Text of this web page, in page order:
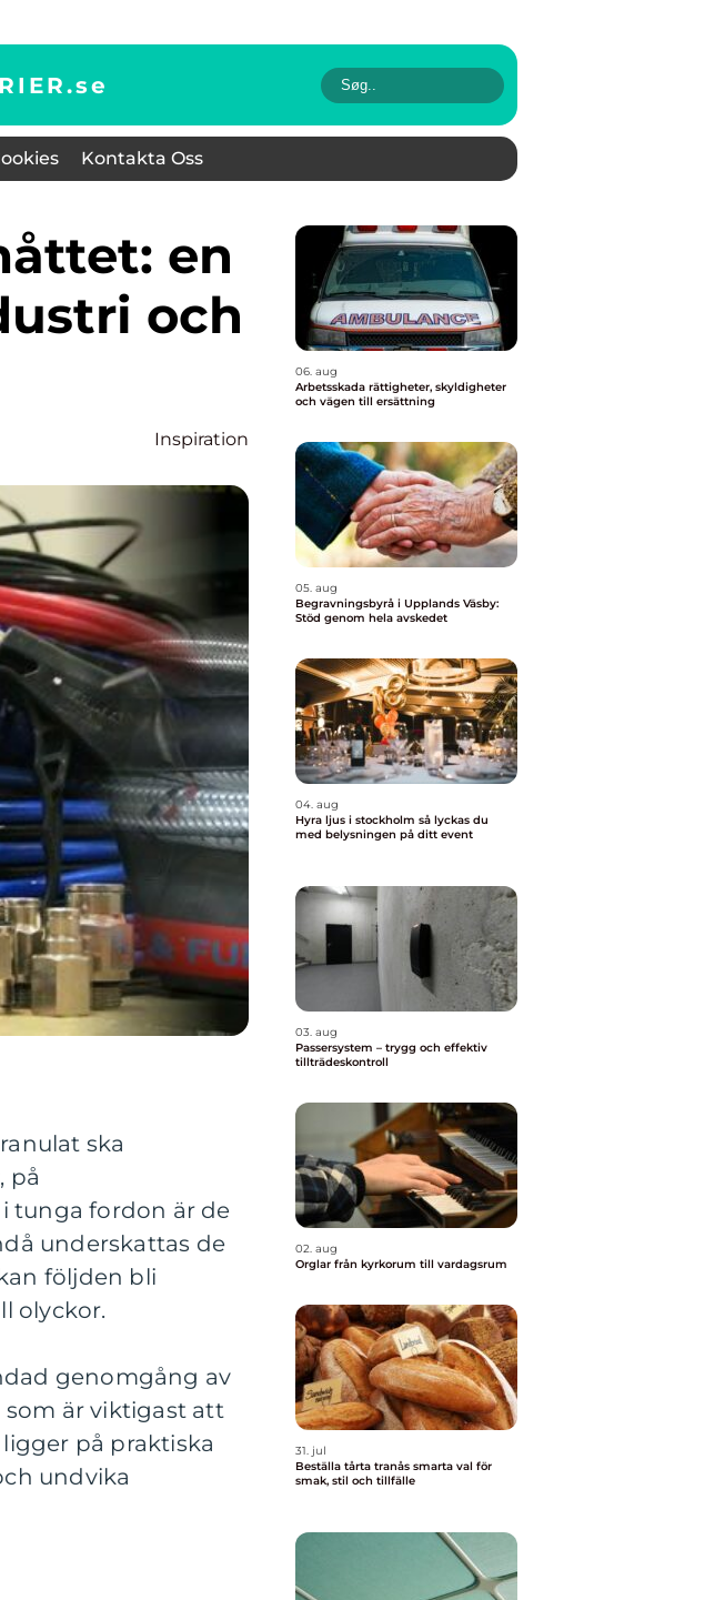
se
Kontakta Oss
och
Inspiration
ska
på
tunga fordon är de
underskattas de
följden bli
olyckor.
genomgång av
som är viktigast att
på praktiska
undvika
06. aug
Arbetsskada rättigheter, skyldigheter
och vägen till ersättning
05. aug
Begravningsbyrå i Upplands Väsby:
Stöd genom hela avskedet
04. aug
Hyra ljus i stockholm så lyckas du
med belysningen på ditt event
03. aug
Passersystem – trygg och effektiv
tillträdeskontroll
02. aug
Orglar från kyrkorum till vardagsrum
31. jul
Beställa tårta tranås smarta val för
smak, stil och tillfälle